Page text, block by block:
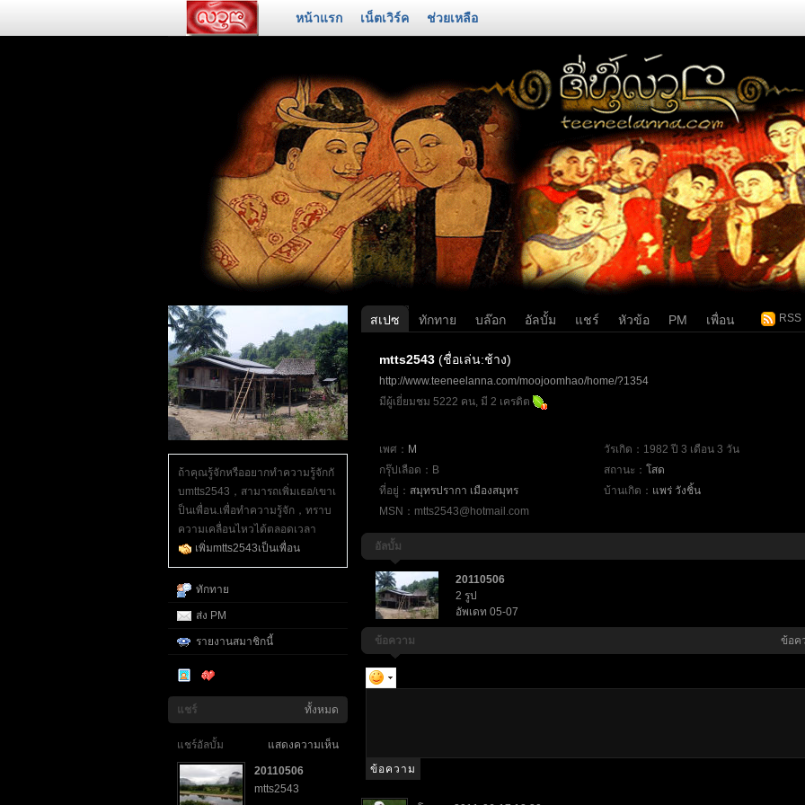
หน้าแรก เน็ตเวิร์ค ช่วยเหลือ
ถ้าคุณรู้จักหรืออยากทำความรู้จักกั
บmtts2543，สามารถเพิ่มเธอ/เขาเ
ป็นเพื่อน.เพื่อทำความรู้จัก，ทราบ
ความเคลื่อนไหวได้ตลอดเวลา
เพิ่มmtts2543เป็นเพื่อน
ทักทาย
ส่ง PM
รายงานสมาชิกนี้
ทั้งหมด
แชร์
แสดงความเห็น
แชร์อัลบั้ม
20110506
mtts2543
RSS
สเปซ ทักทาย บล๊อก อัลบั้ม แชร์ หัวข้อ PM เพื่อน
mtts2543 (ชื่อเล่น:ช้าง)
http://www.teeneelanna.com/moojoomhao/home/?1354
มีผู้เยี่ยมชม 5222 คน, มี 2 เครดิต
เพศ： M
วัรเกิด：1982 ปี 3 เดือน 3 วัน
กรุ๊ปเลือด：B
สถานะ： โสด
ที่อยู่： สมุทรปรากา เมืองสมุทร บ้านเกิด： แพร่ วังชิ้น
MSN：mtts2543@hotmail.com
อัลบั้ม
20110506
2 รูป
อัพเดท 05-07
ข้อค
ข้อความ